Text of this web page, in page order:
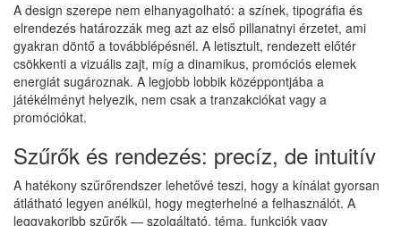
A design szerepe nem elhanyagolható: a színek, tipográfia és
elrendezés határozzák meg azt az első pillanatnyi érzetet, ami
gyakran döntő a továbblépésnél. A letisztult, rendezett előtér
csökkenti a vizuális zajt, míg a dinamikus, promóciós elemek
energiát sugároznak. A legjobb lobbik középpontjába a
játékélményt helyezik, nem csak a tranzakciókat vagy a
promóciókat.
Szűrők és rendezés: precíz, de intuitív
A hatékony szűrőrendszer lehetővé teszi, hogy a kínálat gyorsan
átlátható legyen anélkül, hogy megterhelné a felhasználót. A
leggyakoribb szűrők — szolgáltató, téma, funkciók vagy